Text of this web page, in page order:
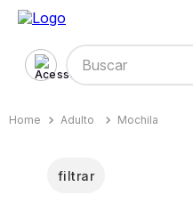
Buscar
Adulto Mochila
filtrar